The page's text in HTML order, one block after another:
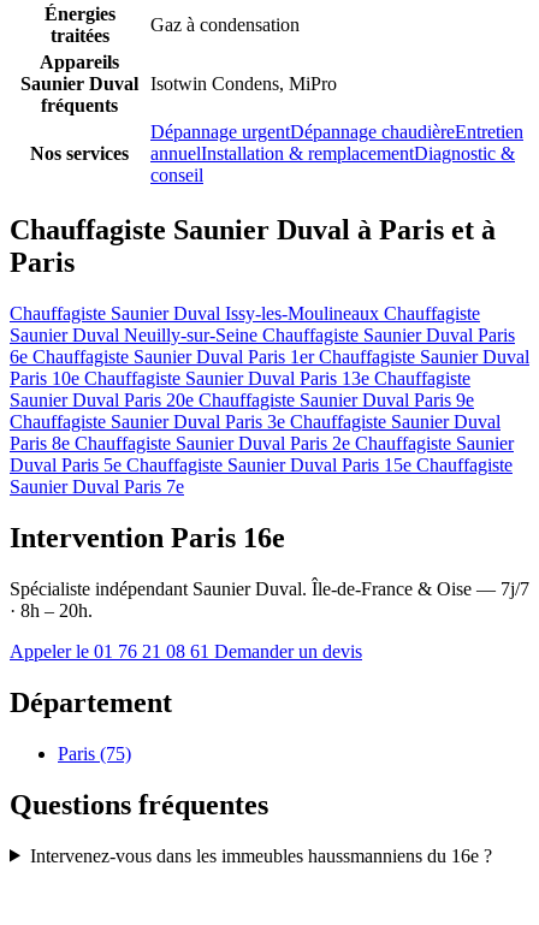
Énergies
traitées
Gaz à condensation
Appareils
Saunier Duval
fréquents
Isotwin Condens, MiPro
Nos services
Dépannage urgentDépannage chaudièreEntretien
annuelInstallation & remplacementDiagnostic &
conseil
Chauffagiste Saunier Duval à Paris et à
Paris
Chauffagiste Saunier Duval Issy-les-Moulineaux Chauffagiste
Saunier Duval Neuilly-sur-Seine Chauffagiste Saunier Duval Paris
6e Chauffagiste Saunier Duval Paris 1erChauffagiste Saunier Duval
Paris 10e Chauffagiste Saunier Duval Paris 13e Chauffagiste
Saunier Duval Paris 20e Chauffagiste Saunier Duval Paris 9e
Chauffagiste Saunier Duval Paris 3e Chauffagiste Saunier Duval
Paris 8e Chauffagiste Saunier Duval Paris 2e Chauffagiste Saunier
Duval Paris 5e Chauffagiste Saunier Duval Paris 15e Chauffagiste
Saunier Duval Paris 7e
Intervention Paris 16e
Spécialiste indépendant Saunier Duval. Île-de-France & Oise — 7j/7
· 8h – 20h.
Appeler le 01 76 21 08 61 Demander un devis
Département
Paris (75)
Questions fréquentes
Intervenez-vous dans les immeubles haussmanniens du 16e ?